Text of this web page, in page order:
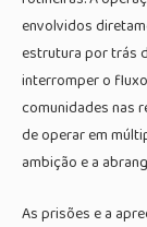
envolvidos
estrutura por trás
interromper o
comunidades nas
de operar em
ambição e a
As prisões e a